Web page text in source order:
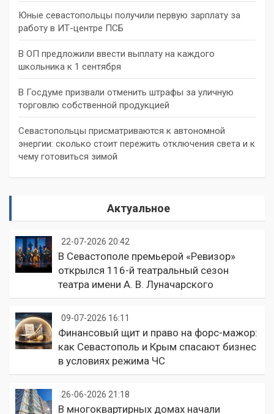
Юные севастопольцы получили первую зарплату за
работу в ИТ-центре ПСБ
В ОП предложили ввести выплату на каждого
школьника к 1 сентября
В Госдуме призвали отменить штрафы за уличную
торговлю собственной продукцией
Севастопольцы присматриваются к автономной
энергии: сколько стоит пережить отключения света и к
чему готовиться зимой
Актуальное
22-07-2026 20:42
В Севастополе премьерой «Ревизор»
открылся 116-й театральный сезон
театра имени А. В. Луначарского
09-07-2026 16:11
Финансовый щит и право на форс-мажор:
как Севастополь и Крым спасают бизнес
в условиях режима ЧС
26-06-2026 21:18
В многоквартирных домах начали